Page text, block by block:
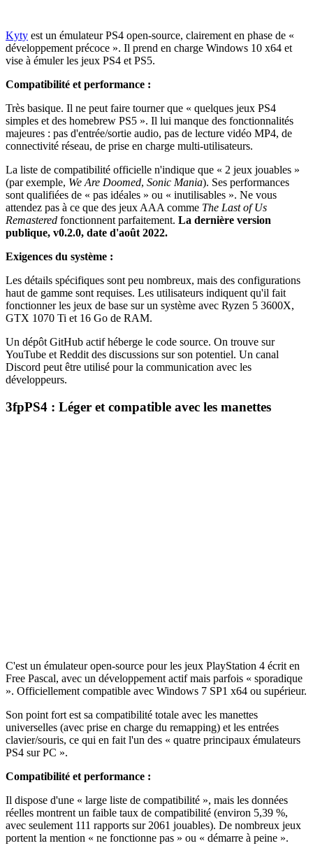
Kyty est un émulateur PS4 open-source, clairement en phase de «
développement précoce ». Il prend en charge Windows 10 x64 et
vise à émuler les jeux PS4 et PS5.
Compatibilité et performance :
Très basique. Il ne peut faire tourner que « quelques jeux PS4
simples et des homebrew PS5 ». Il lui manque des fonctionnalités
majeures : pas d'entrée/sortie audio, pas de lecture vidéo MP4, de
connectivité réseau, de prise en charge multi-utilisateurs.
La liste de compatibilité officielle n'indique que « 2 jeux jouables »
(par exemple, We Are Doomed, Sonic Mania). Ses performances
sont qualifiées de « pas idéales » ou « inutilisables ». Ne vous
attendez pas à ce que des jeux AAA comme The Last of Us
Remastered fonctionnent parfaitement. La dernière version
publique, v0.2.0, date d'août 2022.
Exigences du système :
Les détails spécifiques sont peu nombreux, mais des configurations
haut de gamme sont requises. Les utilisateurs indiquent qu'il fait
fonctionner les jeux de base sur un système avec Ryzen 5 3600X,
GTX 1070 Ti et 16 Go de RAM.
Un dépôt GitHub actif héberge le code source. On trouve sur
YouTube et Reddit des discussions sur son potentiel. Un canal
Discord peut être utilisé pour la communication avec les
développeurs.
3fpPS4 : Léger et compatible avec les manettes
C'est un émulateur open-source pour les jeux PlayStation 4 écrit en
Free Pascal, avec un développement actif mais parfois « sporadique
». Officiellement compatible avec Windows 7 SP1 x64 ou supérieur.
Son point fort est sa compatibilité totale avec les manettes
universelles (avec prise en charge du remapping) et les entrées
clavier/souris, ce qui en fait l'un des « quatre principaux émulateurs
PS4 sur PC ».
Compatibilité et performance :
Il dispose d'une « large liste de compatibilité », mais les données
réelles montrent un faible taux de compatibilité (environ 5,39 %,
avec seulement 111 rapports sur 2061 jouables). De nombreux jeux
portent la mention « ne fonctionne pas » ou « démarre à peine ».